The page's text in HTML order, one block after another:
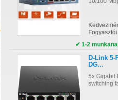
Fogyasztói
✔ 1-2
D-Link 5-
DG...
5x Gigabit
switching